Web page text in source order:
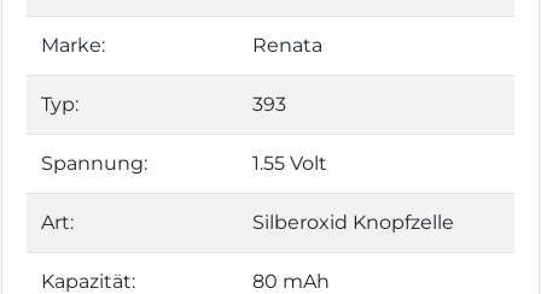
Marke: Renata
Typ: 393
Spannung: 1.55 Volt
Art: Silberoxid Knopfzelle
Kapazität: 80 mAh